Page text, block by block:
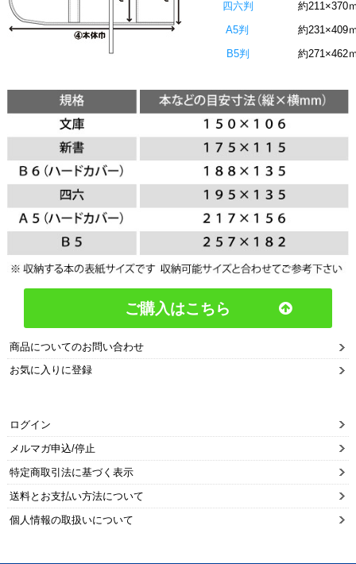
四六判
約211×370
A5判
約231×409
B5判
約271×462
ご購入はこちら
商品についてのお問い合わせ
お気に入りに登録
ログイン
メルマガ申込/停止
特定商取引法に基づく表示
送料とお支払い方法について
個人情報の取扱いについて